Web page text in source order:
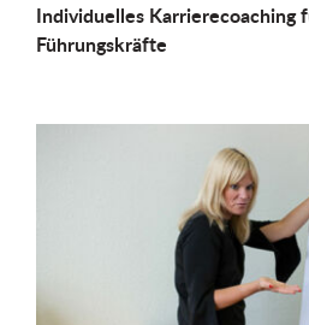
Individu­elles Karrierecoaching
Führungs­kräfte